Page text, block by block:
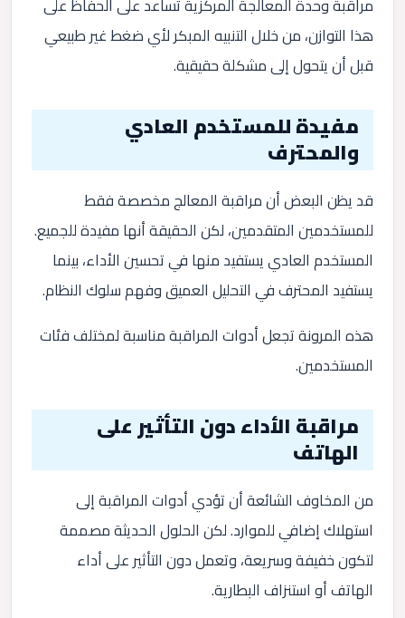
هذا التوازن، من خلال التنبيه المبكر لأي ضغط غير طبيعي
قبل أن يتحول إلى مشكلة حقيقية.
مفيدة للمستخدم العادي
والمحترف
قد يظن البعض أن مراقبة المعالج مخصصة فقط
للمستخدمين المتقدمين، لكن الحقيقة أنها مفيدة للجميع.
المستخدم العادي يستفيد منها في تحسين الأداء، بينما
يستفيد المحترف في التحليل العميق وفهم سلوك النظام.
هذه المرونة تجعل أدوات المراقبة مناسبة لمختلف فئات
المستخدمين.
مراقبة الأداء دون التأثير على
الهاتف
من المخاوف الشائعة أن تؤدي أدوات المراقبة إلى
استهلاك إضافي للموارد. لكن الحلول الحديثة مصممة
لتكون خفيفة وسريعة، وتعمل دون التأثير على أداء
الهاتف أو استنزاف البطارية.